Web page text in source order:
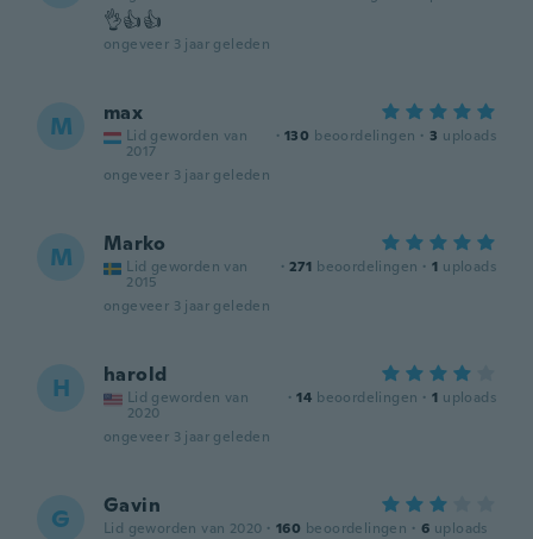
👌👍👍
ongeveer 3 jaar geleden
M max
Lid geworden van
2017
· 130 beoordelingen · 3 uploads
ongeveer 3 jaar geleden
M Marko
Lid geworden van
2015
· 271 beoordelingen · 1 uploads
ongeveer 3 jaar geleden
H harold
Lid geworden van
2020
· 14 beoordelingen · 1 uploads
ongeveer 3 jaar geleden
G Gavin
Lid geworden van 2020 · 160 beoordelingen · 6 uploads